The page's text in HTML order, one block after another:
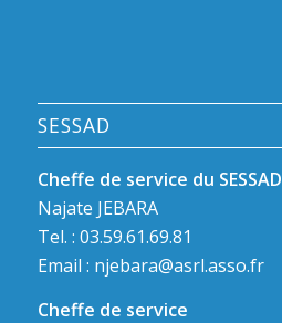
SESSAD
Cheffe de service du SESSAD
Najate JEBARA
Tel. : 03.59.61.69.81
Email : njebara@asrl.asso.fr
Cheffe de service